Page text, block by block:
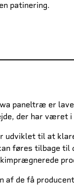
patinering.
paneltræ er
der har været
til at
føres tilbage
af de få